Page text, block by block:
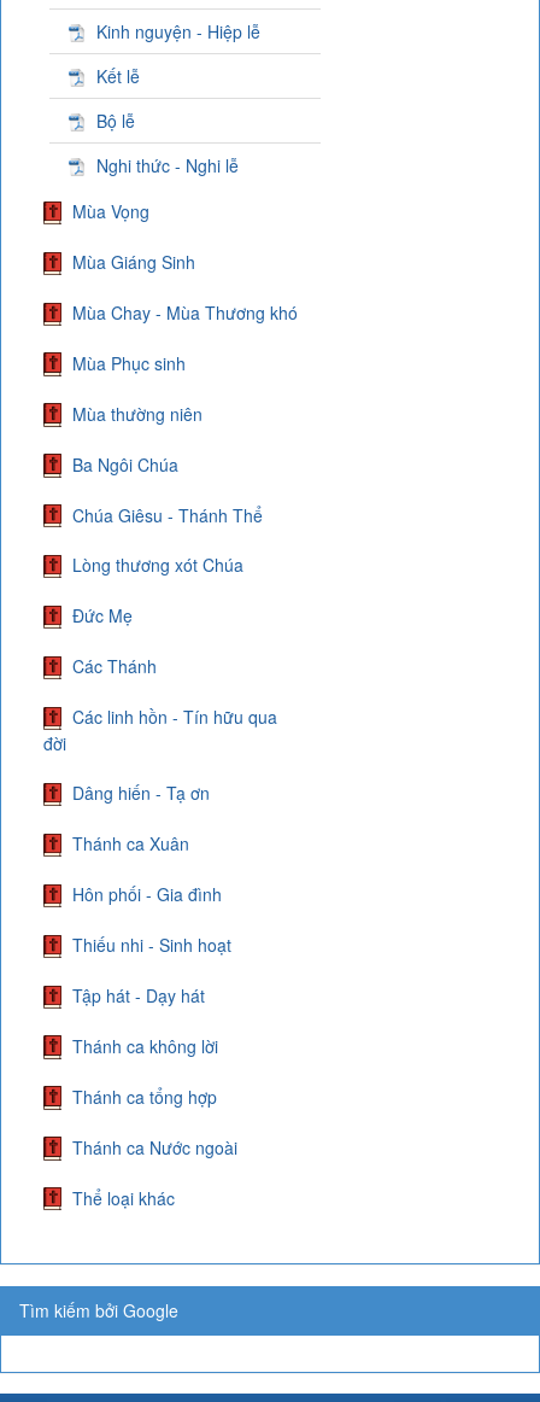
Kinh nguyện - Hiệp lễ
Kết lễ
Bộ lễ
Nghi thức - Nghi lễ
Mùa Vọng
Mùa Giáng Sinh
Mùa Chay - Mùa Thương khó
Mùa Phục sinh
Mùa thường niên
Ba Ngôi Chúa
Chúa Giêsu - Thánh Thể
Lòng thương xót Chúa
Đức Mẹ
Các Thánh
Các linh hồn - Tín hữu qua
đời
Dâng hiến - Tạ ơn
Thánh ca Xuân
Hôn phối - Gia đình
Thiếu nhi - Sinh hoạt
Tập hát - Dạy hát
Thánh ca không lời
Thánh ca tổng hợp
Thánh ca Nước ngoài
Thể loại khác
Tìm kiếm bởi Google